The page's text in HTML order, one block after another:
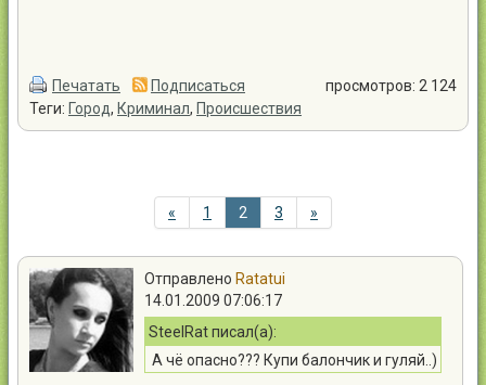
Печатать Подписаться
просмотров: 2 124
Теги: Город, Криминал, Происшествия
« 1 2 3 »
Отправлено Ratatui
14.01.2009 07:06:17
SteelRat писал(а):
А чё опасно??? Купи балончик и гуляй..)